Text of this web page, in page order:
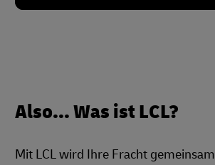
Also... Was ist LCL?
Mit LCL wird Ihre Fracht gemeinsam